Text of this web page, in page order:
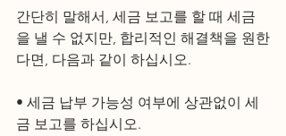
간단히 말해서, 세금 보고를 할 때 세금
을 낼 수 없지만, 합리적인 해결책을 원한
다면, 다음과 같이 하십시오.
• 세금 납부 가능성 여부에 상관없이 세
금 보고를 하십시오.